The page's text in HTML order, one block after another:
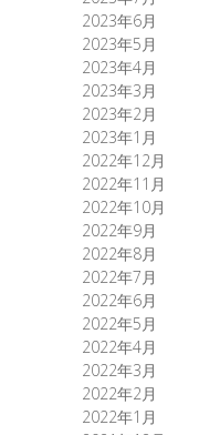
2023年6月
2023年5月
2023年4月
2023年3月
2023年2月
2023年1月
2022年12月
2022年11月
2022年10月
2022年9月
2022年8月
2022年7月
2022年6月
2022年5月
2022年4月
2022年3月
2022年2月
2022年1月